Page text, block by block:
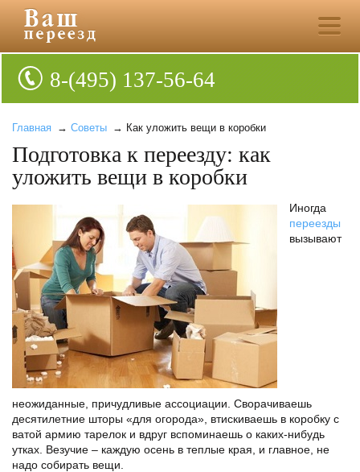
8-(495) 137-56-64
Главная → Советы → Как уложить вещи в коробки
Подготовка к переезду: как
уложить вещи в коробки
Иногда
переезды
вызывают
неожиданные, причудливые ассоциации. Сворачиваешь
десятилетние шторы «для огорода», втискиваешь в коробку с
ватой армию тарелок и вдруг вспоминаешь о каких-нибудь
утках. Везучие – каждую осень в теплые края, и главное, не
надо собирать вещи.